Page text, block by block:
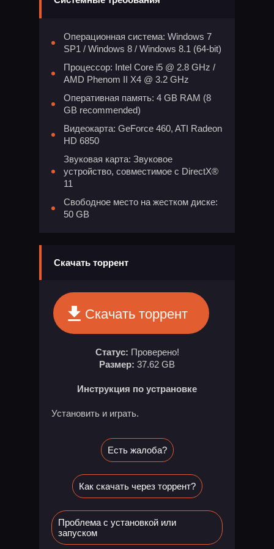
Операционная система: Windows 7
SP1 / Windows 8 / Windows 8.1 (64-bit)
Процессор: Intel Core i5 @ 2.8 GHz /
AMD Phenom II X4 @ 3.2 GHz
Оперативная память: 4 GB RAM (8
GB recommended)
Видеокарта: GeForce 460, ATI Radeon
HD 6850
Звуковая карта: Звуковое
устройство, совместимое с DirectX®
11
Свободное место на жестком диске:
50 GB
Скачать торрент
Скачать торрент
Статус: Проверено!
Размер: 37.62 GB
Инструкция по устрановке
Установить и играть.
Есть жалоба?
Как скачать через торрент?
Проблема с установкой или
запуском